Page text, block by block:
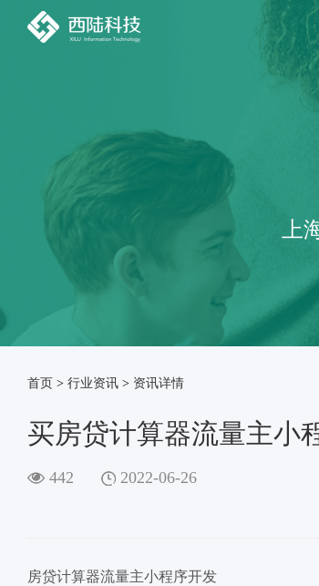
上
首页 > 行业资讯 > 资讯详情
买房贷计算器流量主小
442 2022-06-26
房贷计算器流量主小程序开发